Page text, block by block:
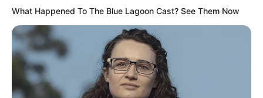
Україна сьогодні — не просто країна, яка
обороняється. Вона стала ключовим фактором
глобальної безпеки. І саме тут вирішується
What Happened To The Blue Lagoon Cast? See Them Now